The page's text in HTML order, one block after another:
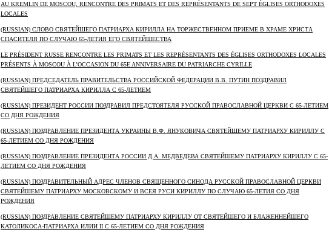
AU KREMLIN DE MOSCOU, RENCONTRE DES PRIMATS ET DES REPRÉSENTANTS DE SEPT ÉGLISES ORTHODOXES
LOCALES
(RUSSIAN) СЛОВО СВЯТЕЙШЕГО ПАТРИАРХА КИРИЛЛА НА ТОРЖЕСТВЕННОМ ПРИЕМЕ В ХРАМЕ ХРИСТА
СПАСИТЕЛЯ ПО СЛУЧАЮ 65-ЛЕТИЯ ЕГО СВЯТЕЙШЕСТВА
LE PRÉSIDENT RUSSE RENCONTRE LES PRIMATS ET LES REPRÉSENTANTS DES ÉGLISES ORTHODOXES LOCALES
PRÉSENTS À MOSCOU À L’OCCASION DU 65E ANNIVERSAIRE DU PATRIARCHE CYRILLE
(RUSSIAN) ПРЕДСЕДАТЕЛЬ ПРАВИТЕЛЬСТВА РОССИЙСКОЙ ФЕДЕРАЦИИ В.В. ПУТИН ПОЗДРАВИЛ
СВЯТЕЙШЕГО ПАТРИАРХА КИРИЛЛА С 65-ЛЕТИЕМ
(RUSSIAN) ПРЕЗИДЕНТ РОССИИ ПОЗДРАВИЛ ПРЕДСТОЯТЕЛЯ РУССКОЙ ПРАВОСЛАВНОЙ ЦЕРКВИ С 65-ЛЕТИЕМ
СО ДНЯ РОЖДЕНИЯ
(RUSSIAN) ПОЗДРАВЛЕНИЕ ПРЕЗИДЕНТА УКРАИНЫ В.Ф. ЯНУКОВИЧА СВЯТЕЙШЕМУ ПАТРИАРХУ КИРИЛЛУ С
65-ЛЕТИЕМ СО ДНЯ РОЖДЕНИЯ
(RUSSIAN) ПОЗДРАВЛЕНИЕ ПРЕЗИДЕНТА РОССИИ Д.А. МЕДВЕДЕВА СВЯТЕЙШЕМУ ПАТРИАРХУ КИРИЛЛУ С 65-
ЛЕТИЕМ СО ДНЯ РОЖДЕНИЯ
(RUSSIAN) ПОЗДРАВИТЕЛЬНЫЙ АДРЕС ЧЛЕНОВ СВЯЩЕННОГО СИНОДА РУССКОЙ ПРАВОСЛАВНОЙ ЦЕРКВИ
СВЯТЕЙШЕМУ ПАТРИАРХУ МОСКОВСКОМУ И ВСЕЯ РУСИ КИРИЛЛУ ПО СЛУЧАЮ 65-ЛЕТИЯ СО ДНЯ
РОЖДЕНИЯ
(RUSSIAN) ПОЗДРАВЛЕНИЕ СВЯТЕЙШЕМУ ПАТРИАРХУ КИРИЛЛУ ОТ СВЯТЕЙШЕГО И БЛАЖЕННЕЙШЕГО
КАТОЛИКОСА-ПАТРИАРХА ИЛИИ II С 65-ЛЕТИЕМ СО ДНЯ РОЖДЕНИЯ